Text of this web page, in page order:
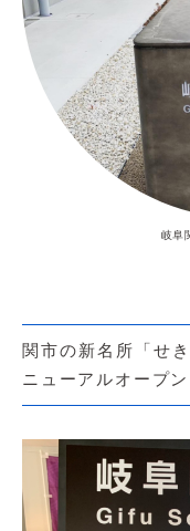
岐阜
関市の新名所「せ
ニューアルオープン